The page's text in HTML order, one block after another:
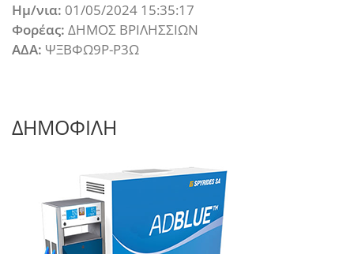
Ημ/νια: 01/05/2024 15:35:17
Φορέας: ΔΗΜΟΣ ΒΡΙΛΗΣΣΙΩΝ
ΑΔΑ: ΨΞΒΦΩ9Ρ-Ρ3Ω
ΔΗΜΟΦΙΛΗ